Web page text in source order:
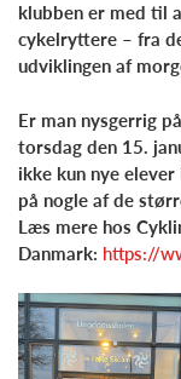
klubben er med til
cykelryttere – fra
udviklingen af
Er man nysgerrig
torsdag den 15.
ikke kun nye
på nogle af de
Læs mere hos
Danmark: https://